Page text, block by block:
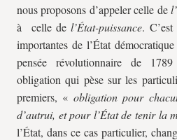
nous proposons d’appeler celle de
à celle del’État-puissance.
importantes de l’État
pensée révolutionnaire de
obligation qui pèse sur les
premiers, « obligation pour
d’autrui, et pour l’État de tenir la
l’État, dans ce cas particulier,